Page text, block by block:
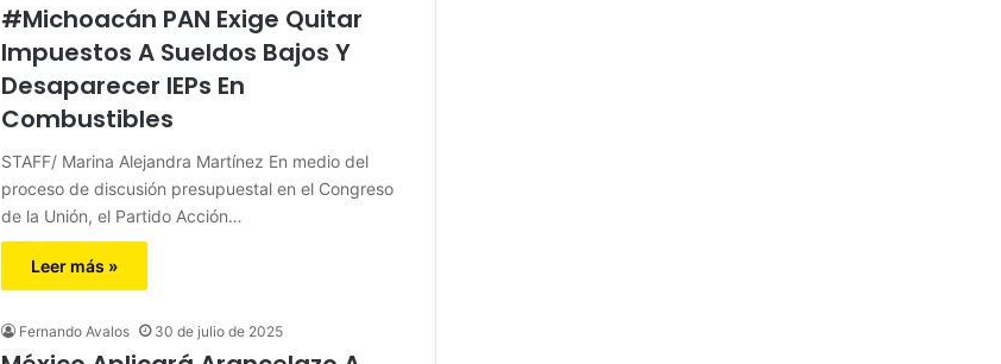
#Michoacán PAN Exige Quitar
Impuestos A Sueldos Bajos Y
Desaparecer IEPs En
Combustibles
STAFF/ Marina Alejandra Martínez En medio del
proceso de discusión presupuestal en el Congreso
de la Unión, el Partido Acción…
Leer más »
Fernando Avalos 30 de julio de 2025